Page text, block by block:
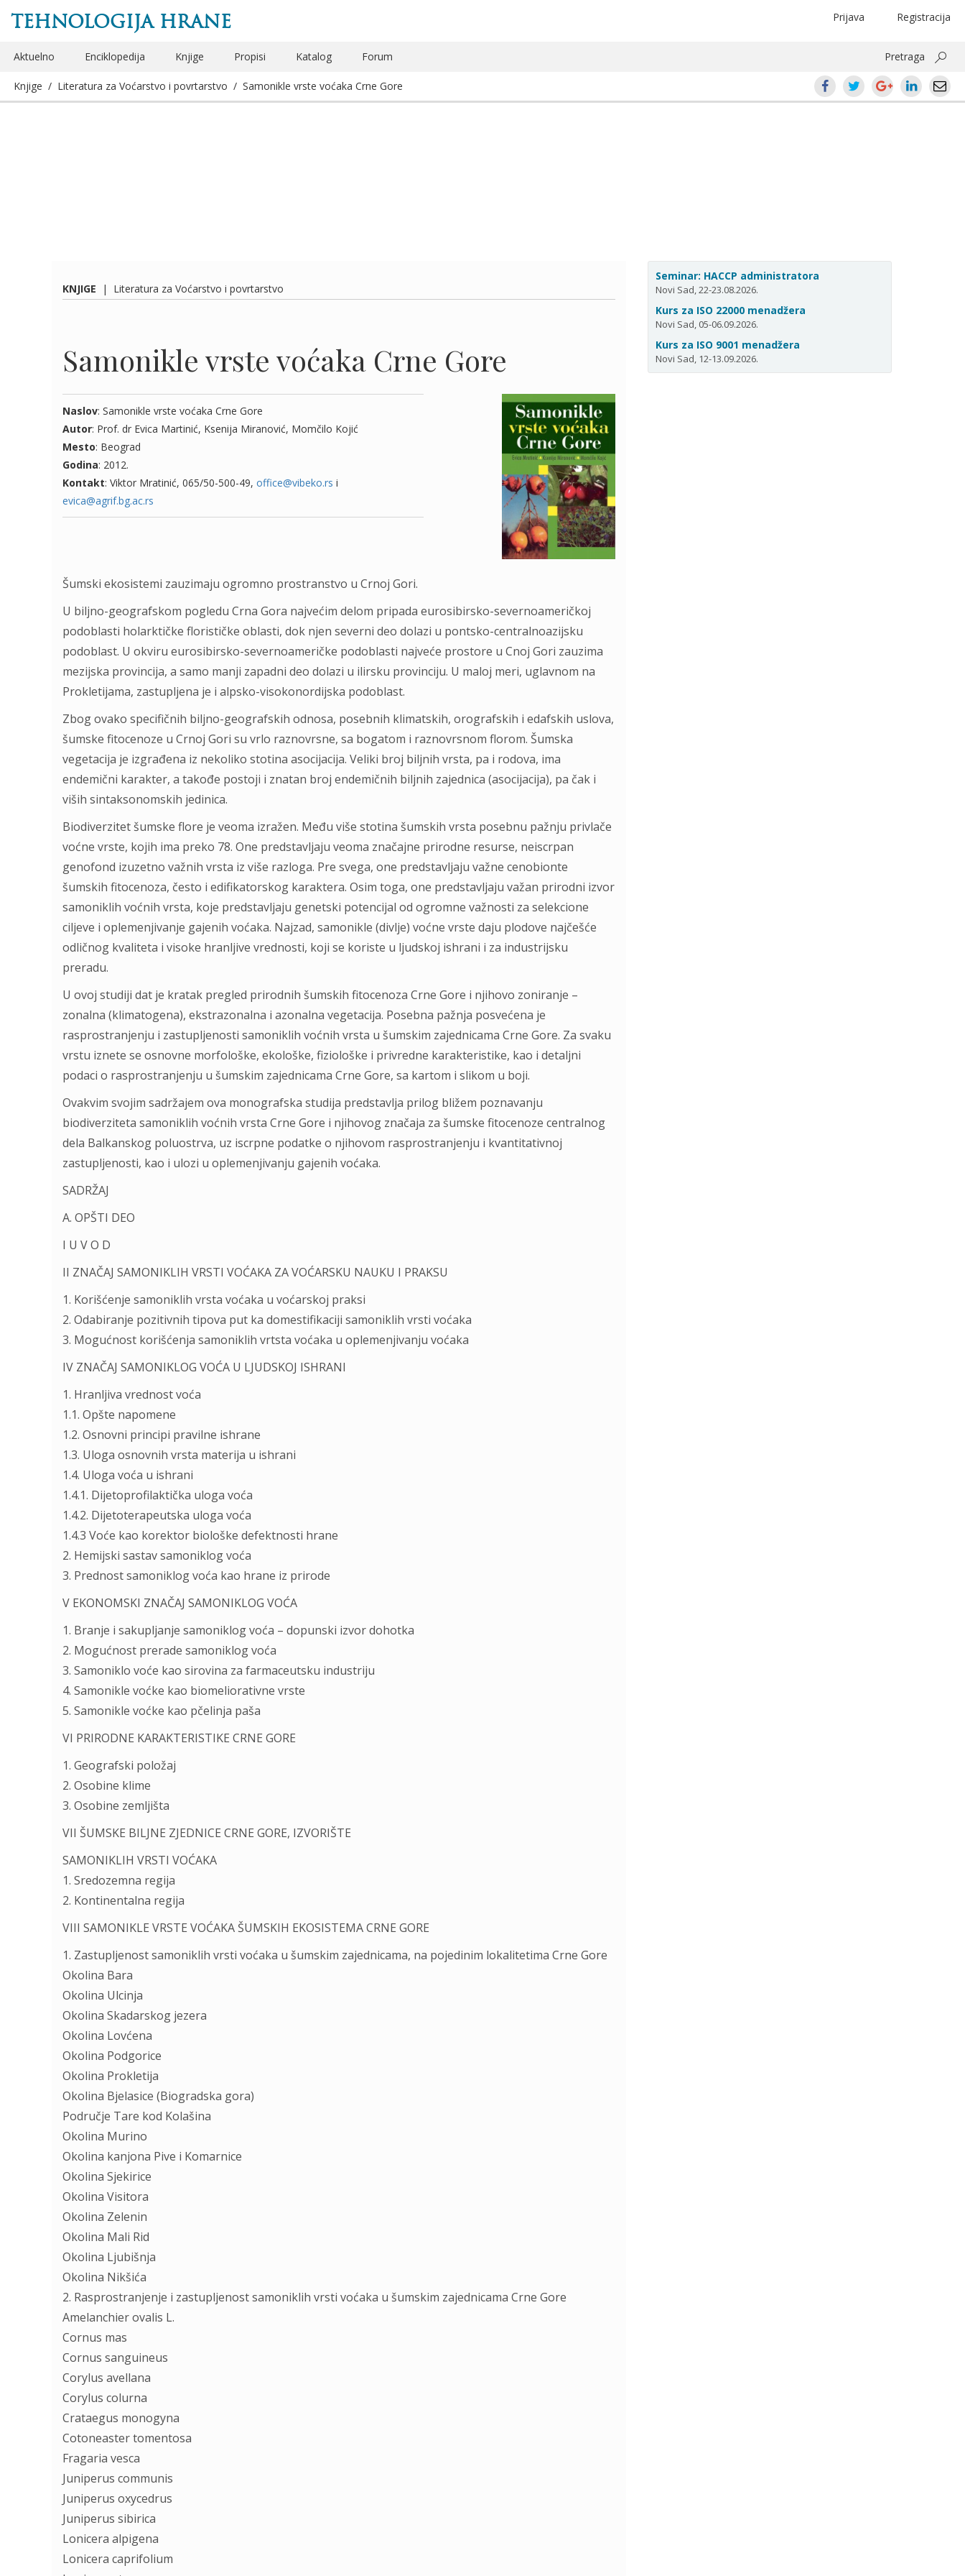
TEHNOLOGIJA HRANE Registracija
Prijava
Aktuelno Enciklopedija Knjige Propisi Katalog Forum Pretraga
Knjige / Literatura za Voćarstvo i povrtarstvo / Samonikle vrste voćaka Crne Gore
KNJIGE | Literatura za Voćarstvo i povrtarstvo
Samonikle vrste voćaka Crne Gore
Naslov: Samonikle vrste voćaka Crne Gore
Autor: Prof. dr Evica Martinić, Ksenija Miranović, Momčilo Kojić
Mesto: Beograd
Godina: 2012.
Kontakt: Viktor Mratinić, 065/50-500-49, office@vibeko.rs i
evica@agrif.bg.ac.rs
Šumski ekosistemi zauzimaju ogromno prostranstvo u Crnoj Gori.
U biljno-geografskom pogledu Crna Gora najvećim delom pripada eurosibirsko-severnoameričkoj
podoblasti holarktičke florističke oblasti, dok njen severni deo dolazi u pontsko-centralnoazijsku
podoblast. U okviru eurosibirsko-severnoameričke podoblasti najveće prostore u Cnoj Gori zauzima
mezijska provincija, a samo manji zapadni deo dolazi u ilirsku provinciju. U maloj meri, uglavnom na
Prokletijama, zastupljena je i alpsko-visokonordijska podoblast.
Zbog ovako specifičnih biljno-geografskih odnosa, posebnih klimatskih, orografskih i edafskih uslova,
šumske fitocenoze u Crnoj Gori su vrlo raznovrsne, sa bogatom i raznovrsnom florom. Šumska
vegetacija je izgrađena iz nekoliko stotina asocijacija. Veliki broj biljnih vrsta, pa i rodova, ima
endemični karakter, a takođe postoji i znatan broj endemičnih biljnih zajednica (asocijacija), pa čak i
viših sintaksonomskih jedinica.
Biodiverzitet šumske flore je veoma izražen. Među više stotina šumskih vrsta posebnu pažnju privlače
voćne vrste, kojih ima preko 78. One predstavljaju veoma značajne prirodne resurse, neiscrpan
genofond izuzetno važnih vrsta iz više razloga. Pre svega, one predstavljaju važne cenobionte
šumskih fitocenoza, često i edifikatorskog karaktera. Osim toga, one predstavljaju važan prirodni izvor
samoniklih voćnih vrsta, koje predstavljaju genetski potencijal od ogromne važnosti za selekcione
ciljeve i oplemenjivanje gajenih voćaka. Najzad, samonikle (divlje) voćne vrste daju plodove najčešće
odličnog kvaliteta i visoke hranljive vrednosti, koji se koriste u ljudskoj ishrani i za industrijsku
preradu.
U ovoj studiji dat je kratak pregled prirodnih šumskih fitocenoza Crne Gore i njihovo zoniranje –
zonalna (klimatogena), ekstrazonalna i azonalna vegetacija. Posebna pažnja posvećena je
rasprostranjenju i zastupljenosti samoniklih voćnih vrsta u šumskim zajednicama Crne Gore. Za svaku
vrstu iznete se osnovne morfološke, ekološke, fiziološke i privredne karakteristike, kao i detaljni
podaci o rasprostranjenju u šumskim zajednicama Crne Gore, sa kartom i slikom u boji.
Ovakvim svojim sadržajem ova monografska studija predstavlja prilog bližem poznavanju
biodiverziteta samoniklih voćnih vrsta Crne Gore i njihovog značaja za šumske fitocenoze centralnog
dela Balkanskog poluostrva, uz iscrpne podatke o njihovom rasprostranjenju i kvantitativnoj
zastupljenosti, kao i ulozi u oplemenjivanju gajenih voćaka.
SADRŽAJ
A. OPŠTI DEO
I U V O D
II ZNAČAJ SAMONIKLIH VRSTI VOĆAKA ZA VOĆARSKU NAUKU I PRAKSU
1. Korišćenje samoniklih vrsta voćaka u voćarskoj praksi
2. Odabiranje pozitivnih tipova put ka domestifikaciji samoniklih vrsti voćaka
3. Mogućnost korišćenja samoniklih vrtsta voćaka u oplemenjivanju voćaka
IV ZNAČAJ SAMONIKLOG VOĆA U LJUDSKOJ ISHRANI
1. Hranljiva vrednost voća
1.1. Opšte napomene
1.2. Osnovni principi pravilne ishrane
1.3. Uloga osnovnih vrsta materija u ishrani
1.4. Uloga voća u ishrani
1.4.1. Dijetoprofilaktička uloga voća
1.4.2. Dijetoterapeutska uloga voća
1.4.3 Voće kao korektor biološke defektnosti hrane
2. Hemijski sastav samoniklog voća
3. Prednost samoniklog voća kao hrane iz prirode
V EKONOMSKI ZNAČAJ SAMONIKLOG VOĆA
1. Branje i sakupljanje samoniklog voća – dopunski izvor dohotka
2. Mogućnost prerade samoniklog voća
3. Samoniklo voće kao sirovina za farmaceutsku industriju
4. Samonikle voćke kao biomeliorativne vrste
5. Samonikle voćke kao pčelinja paša
VI PRIRODNE KARAKTERISTIKE CRNE GORE
1. Geografski položaj
2. Osobine klime
3. Osobine zemljišta
VII ŠUMSKE BILJNE ZJEDNICE CRNE GORE, IZVORIŠTE
SAMONIKLIH VRSTI VOĆAKA
1. Sredozemna regija
2. Kontinentalna regija
VIII SAMONIKLE VRSTE VOĆAKA ŠUMSKIH EKOSISTEMA CRNE GORE
1. Zastupljenost samoniklih vrsti voćaka u šumskim zajednicama, na pojedinim lokalitetima Crne Gore
Okolina Bara
Okolina Ulcinja
Okolina Skadarskog jezera
Okolina Lovćena
Okolina Podgorice
Okolina Prokletija
Okolina Bjelasice (Biogradska gora)
Područje Tare kod Kolašina
Okolina Murino
Okolina kanjona Pive i Komarnice
Okolina Sjekirice
Okolina Visitora
Okolina Zelenin
Okolina Mali Rid
Okolina Ljubišnja
Okolina Nikšića
2. Rasprostranjenje i zastupljenost samoniklih vrsti voćaka u šumskim zajednicama Crne Gore
Amelanchier ovalis L.
Cornus mas
Cornus sanguineus
Corylus avellana
Corylus colurna
Crataegus monogyna
Cotoneaster tomentosa
Fragaria vesca
Juniperus communis
Juniperus oxycedrus
Juniperus sibirica
Lonicera alpigena
Lonicera caprifolium
Seminar: HACCP administratora
Novi Sad, 22-23.08.2026.
Kurs za ISO 22000 menadžera
Novi Sad, 05-06.09.2026.
Kurs za ISO 9001 menadžera
Novi Sad, 12-13.09.2026.